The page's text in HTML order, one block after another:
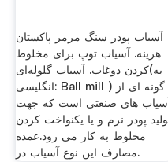
آسیاب پودر سنگ مرمر پاکستان
هزینه. آسیاب توپ برای مخلوط
کردن دوغاب. آسیاب گلوله‌ای(به
انگلیسی: Ball mill ) گونه ای از
های صنعتی است که جهت
پودر نرم و یا یکنواخت کردن
مخلوط به کار می رود.عمده
مصارف این نوع آسیاب در.